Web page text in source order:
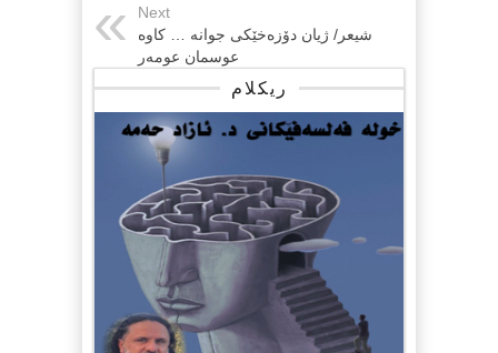
Next
شیعر/ ژیان دۆزەخێکی جوانە … کاوە
عوسمان عومەر
ریکلام